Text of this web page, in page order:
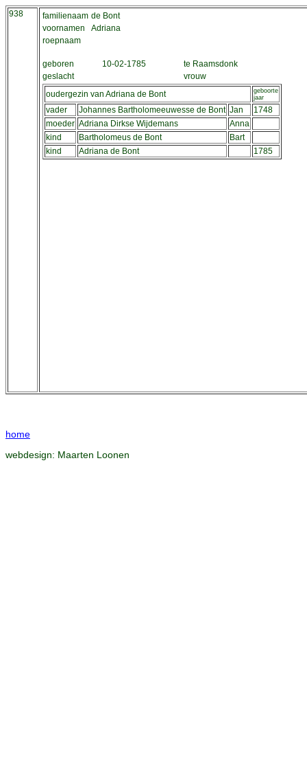
938 familienaam de Bont
voornamen
Adriana
roepnaam
geboren 10-02-1785
te Raamsdonk
geslacht
vrouw
oudergezin van Adriana de Bont
geboorte
jaar
vader Johannes Bartholomeeuwesse de Bont Jan
1748
moeder Adriana Dirkse Wijdemans
Anna
kind
Bartholomeus de Bont
Bart
kind
Adriana de Bont 1785
home
webdesign: Maarten Loonen